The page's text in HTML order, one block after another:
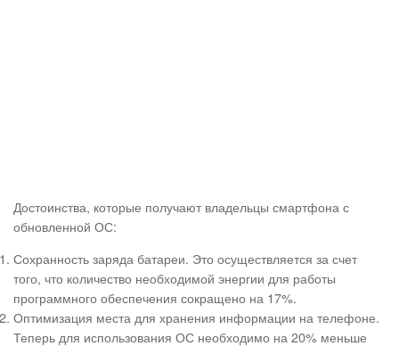
Достоинства, которые получают владельцы смартфона с
обновленной ОС:
Сохранность заряда батареи. Это осуществляется за счет
того, что количество необходимой энергии для работы
программного обеспечения сокращено на 17%.
Оптимизация места для хранения информации на телефоне.
Теперь для использования ОС необходимо на 20% меньше